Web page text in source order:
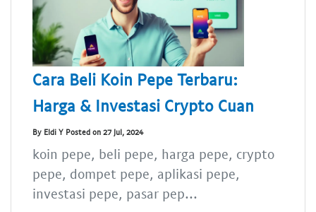
Cara Beli Koin Pepe Terbaru:
Harga & Investasi Crypto Cuan
By Eldi Y Posted on 27 Jul, 2024
koin pepe, beli pepe, harga pepe, crypto
pepe, dompet pepe, aplikasi pepe,
investasi pepe, pasar pep...